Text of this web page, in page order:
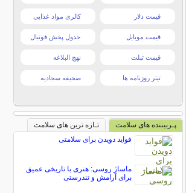
قیمت دلار کالری مواد غذایی
قیمت موبایل جدول پخش فوتبال
قیمت تبلت نهج البلاغه
تیتر روزنامه ها صحیفه سجادیه
پـربیننده های سلامت
تـازه ترین های سلامت
فواید دویدن برای سلامتی
ماساژ روسی: هنری با تاریخی عمیق
برای آرامش و تندرستی